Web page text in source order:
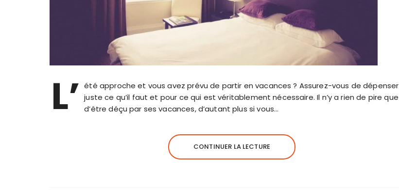
L’ été approche et vous avez prévu de partir en vacances ? Assurez-vous de dépenser
juste ce qu’il faut et pour ce qui est véritablement nécessaire. Il n’y a rien de pire que
d’être déçu par ses vacances, d’autant plus si vous…
CONTINUER LA LECTURE